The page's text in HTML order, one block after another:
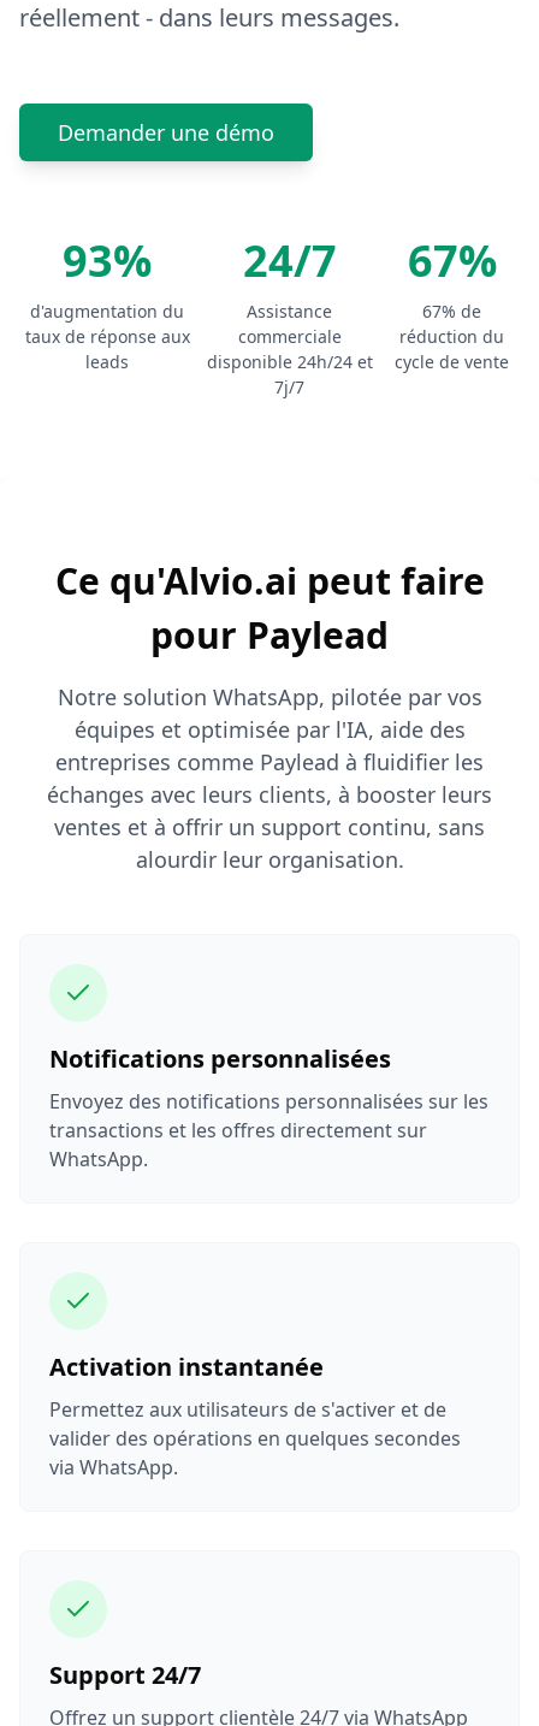
réellement - dans leurs messages.
Demander une démo
93%
d'augmentation du
taux de réponse aux
leads
24/7
Assistance
commerciale
disponible 24h/24 et
7j/7
67%
67% de
réduction du
cycle de vente
Ce qu'Alvio.ai peut faire
pour Paylead
Notre solution WhatsApp, pilotée par vos
équipes et optimisée par l'IA, aide des
entreprises comme Paylead à fluidifier les
échanges avec leurs clients, à booster leurs
ventes et à offrir un support continu, sans
alourdir leur organisation.
Notifications personnalisées
Envoyez des notifications personnalisées sur les
transactions et les offres directement sur
WhatsApp.
Activation instantanée
Permettez aux utilisateurs de s'activer et de
valider des opérations en quelques secondes
via WhatsApp.
Support 24/7
Offrez un support clientèle 24/7 via WhatsApp